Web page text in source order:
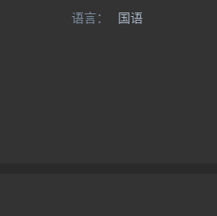
语言：
国语